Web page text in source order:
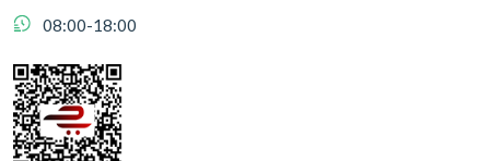
08:00-18:00